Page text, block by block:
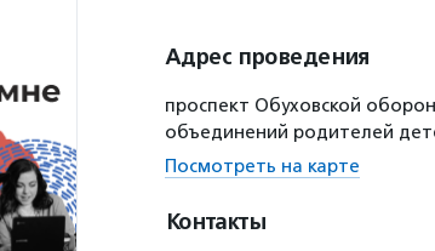
Адрес проведения
проспект Обуховской
объединений родителей
Посмотреть на карте
Контакты